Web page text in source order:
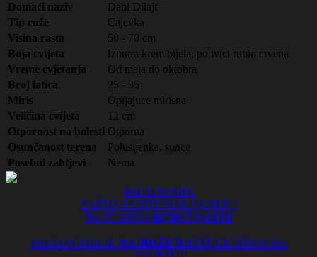
Domaći naziv
Dabl Dilajt
Tip ruže
Cajevka
Visina rasta
50 - 70 cm
Boja cvijeta
Iznutra krem bijela, po ivici rubin crvena
Vreme cvjetanja
Od maja do oktobra
Broj latica
25 - 35
Miris
Opijajuce mirisna
Veličina cvijeta
12 cm
Otpornost na bolesti Otporna
Osunčanost terena
Polusijenka, sunce
Posebni zahtjevi
Nema
PAULOVNIJA
ZAŠTO SADITI PAULOVNIJU?
TO JE DRVO BUDUĆNOSTI!
PAULOVNIJA JE NAJBRŽE RASTUĆE DRVO NA